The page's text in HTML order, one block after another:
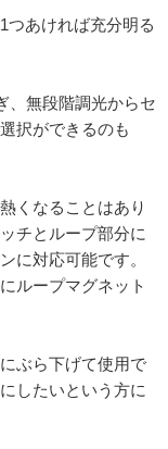
つあければ充分明る
、無段階調光からセ
択ができるのも
くなることはあり
チとループ部分に
に対応可能です。
ループマグネット
ぶら下げて使用で
したいという方に